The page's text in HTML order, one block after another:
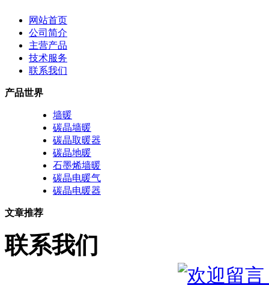
网站首页
公司简介
主营产品
技术服务
联系我们
产品世界
墙暖
碳晶墙暖
碳晶取暖器
碳晶地暖
石墨烯墙暖
碳晶电暖气
碳晶电暖器
文章推荐
联系我们